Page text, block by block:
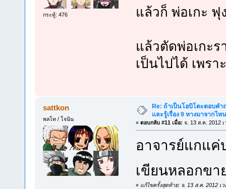
กระทู้: 476 แล้วก็ พ่อเกะ ฟุ
แล้วตัดพ่อเกะ
เป็นไปได้ เพร
sattkon
พลโท / โจนิน
Re: ถ้าเป็นโอบิโตะตอบค
และรู้เรื่อง 9 หางมาจากไ
« ตอบกลับ #11 เมื่อ: จ. 13 ส.ค. 2012
อาจารย์แกแค่
เขียนหลอกข
« แก้ไขครั้งสุดท้าย: จ. 13 ส.ค. 2012 เ